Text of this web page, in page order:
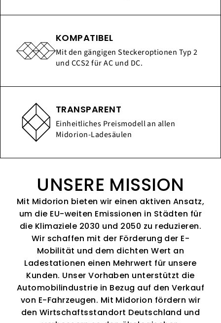
KOMPATIBEL
Mit den gängigen Steckeroptionen Typ 2
und CCS2 für AC und DC.
TRANSPARENT
Einheitliches Preismodell an allen
Midorion-Ladesäulen
UNSERE MISSION
Mit Midorion bieten wir einen aktiven Ansatz,
um die EU-weiten Emissionen in Städten für
die Klimaziele 2030 und 2050 zu reduzieren.
Wir schaffen mit der Förderung der E-
Mobilität und dem dichten Wert an
Ladestationen einen Mehrwert für unsere
Kunden. Unser Vorhaben unterstützt die
Automobilindustrie in Bezug auf den Verkauf
von E-Fahrzeugen. Mit Midorion fördern wir
den Wirtschaftsstandort Deutschland und